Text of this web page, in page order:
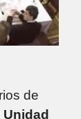
de
Unidad